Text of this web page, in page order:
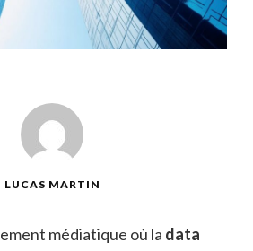
LUCAS MARTIN
médiatique où la data